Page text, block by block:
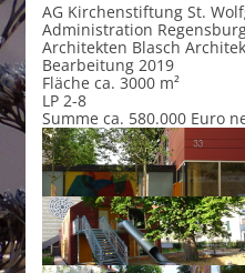
AG Kirchenstiftung St.
Administration
Architekten Blasch
Bearbeitung 2019
Fläche ca. 3000 m²
LP 2-8
Summe ca. 580.000 Euro